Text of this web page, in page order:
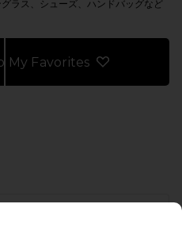
ラス、シューズ、ハンドバッグなど
My Favorites